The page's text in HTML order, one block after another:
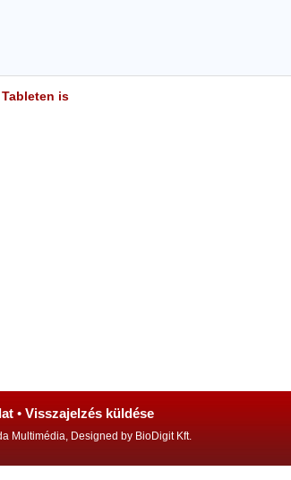
is
• Visszajelzés küldése
Multimédia, Designed by BioDigit Kft.